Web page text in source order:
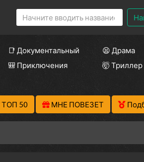
📑 Документальный
😫 Драма
🎒 Приключения
🤯 Триллер
ТОП 50 МНЕ ПОВЕЗЕТ